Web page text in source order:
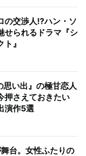
の交渉人!?ハン・ソ
せられるドラマ『シ
』
い出』の極甘恋人
押さえておきたい
演作5選
台。女性ふたりの